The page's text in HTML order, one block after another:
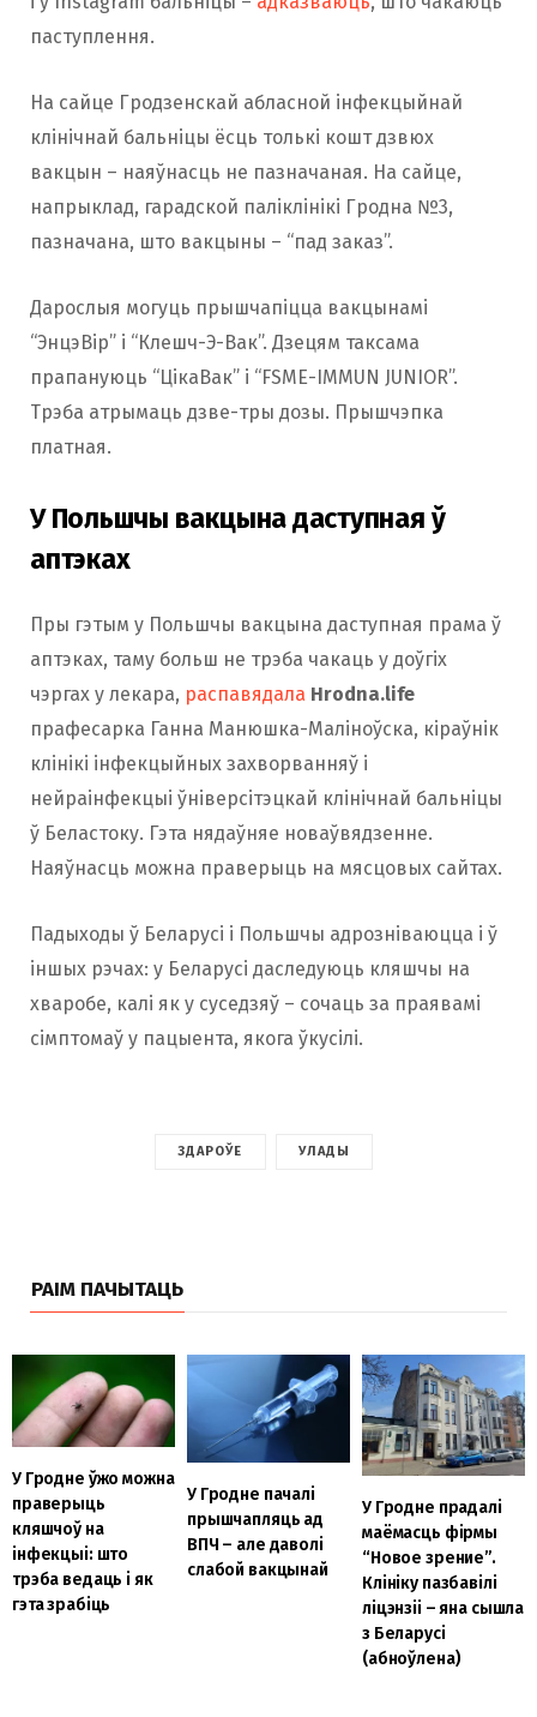
паступлення.
На сайце Гродзенскай абласной інфекцыйнай
клінічнай бальніцы ёсць толькі кошт дзвюх
вакцын – наяўнасць не пазначаная. На сайце,
напрыклад, гарадской паліклінікі Гродна №3,
пазначана, што вакцыны – “пад заказ”.
Дарослыя могуць прышчапіцца вакцынамі
“ЭнцэВір” і “Клешч-Э-Вак”. Дзецям таксама
прапануюць “ЦікаВак” і “FSME-IMMUN JUNIOR”.
Трэба атрымаць дзве-тры дозы. Прышчэпка
платная.
У Польшчы вакцына даступная ў
аптэках
Пры гэтым у Польшчы вакцына даступная прама ў
аптэках, таму больш не трэба чакаць у доўгіх
чэргах у лекара, распавядала Hrodna.life
прафесарка Ганна Манюшка-Маліноўска, кіраўнік
клінікі інфекцыйных захворванняў і
нейраінфекцыі ўніверсітэцкай клінічнай бальніцы
ў Беластоку. Гэта нядаўняе новаўвядзенне.
Наяўнасць можна праверыць на мясцовых сайтах.
Падыходы ў Беларусі і Польшчы адрозніваюцца і ў
іншых рэчах: у Беларусі даследуюць кляшчы на
хваробе, калі як у суседзяў – сочаць за праявамі
сімптомаў у пацыента, якога ўкусілі.
ЗДАРОЎЕ УЛАДЫ
РАІМ ПАЧЫТАЦЬ
У Гродне ўжо можна
праверыць
кляшчоў на
інфекцыі: што
трэба ведаць і як
гэта зрабіць
У Гродне пачалі
прышчапляць ад
ВПЧ – але даволі
слабой вакцынай
У Гродне прадалі
маёмасць фірмы
“Новое зрение”.
Клініку пазбавілі
ліцэнзіі – яна сышла
з Беларусі
(абноўлена)